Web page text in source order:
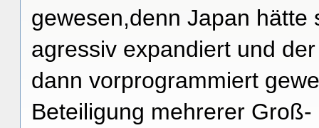
gewesen,denn Japan hätte
agressiv expandiert und
dann vorprogrammiert
Beteiligung mehrerer